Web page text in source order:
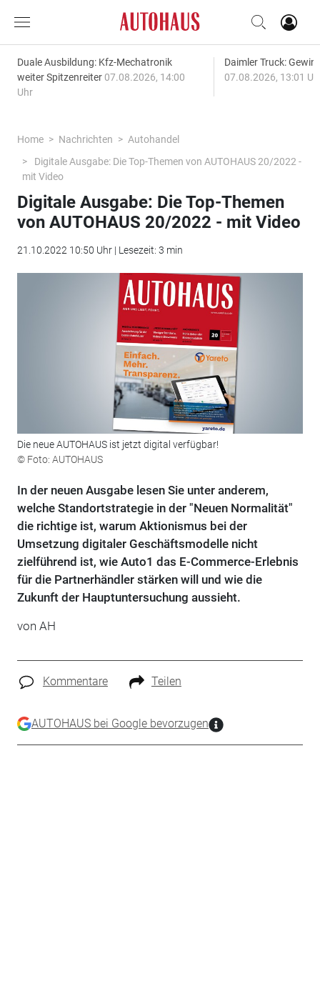
Duale Ausbildung: Kfz-Mechatronik
weiter Spitzenreiter 07.08.2026, 14:00
Uhr
Daimler Truck:
07.08.2026, 13:01
Home Nachrichten
Autohandel
Digitale Ausgabe: Die Top-Themen von AUTOHAUS 20/2022 -
mit Video
Digitale Ausgabe: Die Top-Themen
von AUTOHAUS 20/2022 - mit Video
21.10.2022 10:50 Uhr | Lesezeit: 3 min
Die neue AUTOHAUS ist jetzt digital verfügbar!
© Foto: AUTOHAUS
In der neuen Ausgabe lesen Sie unter anderem,
welche Standortstrategie in der "Neuen Normalität"
die richtige ist, warum Aktionismus bei der
Umsetzung digitaler Geschäftsmodelle nicht
zielführend ist, wie Auto1 das E-Commerce-Erlebnis
für die Partnerhändler stärken will und wie die
Zukunft der Hauptuntersuchung aussieht.
von AH
Kommentare Teilen
AUTOHAUS bei Google bevorzugen